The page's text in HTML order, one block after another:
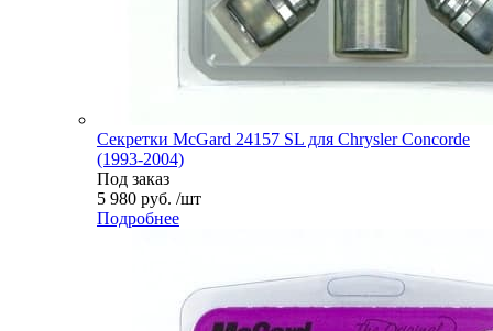
Секретки McGard 24157 SL для Chrysler Concorde
(1993-2004)
Под заказ
5 980 руб. /шт
Подробнее